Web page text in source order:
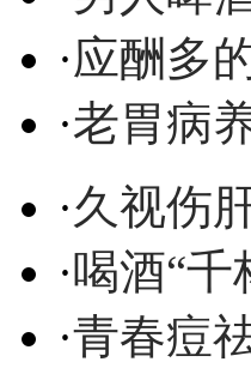
·应酬多
·老胃病
·久视伤
·喝酒“千
·青春痘